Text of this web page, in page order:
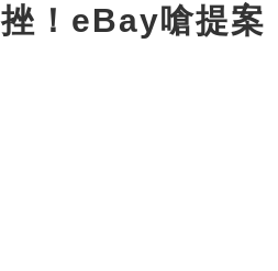
！eBay嗆提